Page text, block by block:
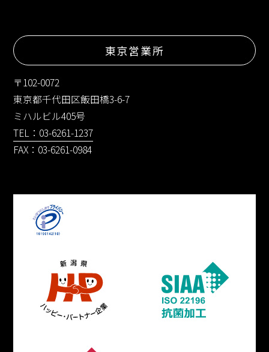
東京営業所
〒102-0072
東京都千代田区飯田橋3-6-7
ミハルビル405号
TEL：03-6261-1237
FAX：03-6261-0984